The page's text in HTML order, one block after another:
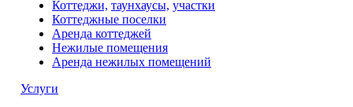
Коттеджи, таунхаусы, участки
Коттеджные поселки
Аренда коттеджей
Нежилые помещения
Аренда нежилых помещений
Услуги